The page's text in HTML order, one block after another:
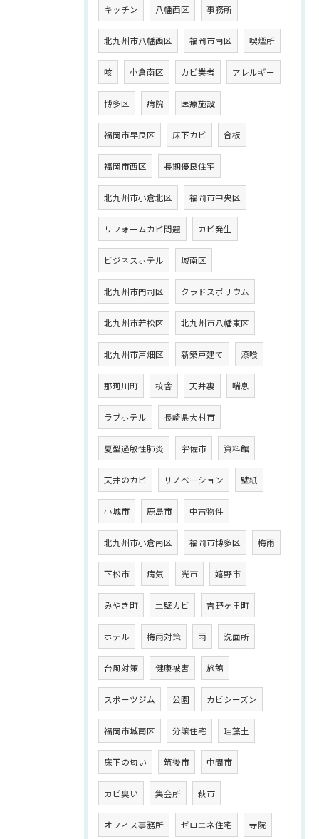
キッチン 八幡西区 事務所
北九州市八幡西区 福岡市南区 喫煙所
咳 小倉南区 カビ業者 アレルギー
博多区 病院 医療施設
福岡市早良区 床下カビ 合板
福岡市西区 長期優良住宅
北九州市小倉北区 福岡市中央区
リフォームカビ問題 カビ発生
ビジネスホテル 城南区
北九州市門司区 クラドスポリウム
北九州市若松区 北九州市八幡東区
北九州市戸畑区 新築戸建て 漆喰
那珂川町 校舎 天井裏 喘息
ラブホテル 長崎県大村市
夏型過敏性肺炎 宇佐市 資料館
天井のカビ リノベーション 壁紙
小城市 鹿島市 中古物件
北九州市小倉南区 福岡市博多区 梅雨
下松市 病気 光市 嬉野市
みやき町 土壁カビ 吉野ヶ里町
ホテル 梅雨対策 雨 洗面所
台風対策 健康被害 旅館
スポーツジム 公園 カビシーズン
福岡市城南区 分譲住宅 珪藻土
床下の匂い 筑後市 中間市
カビ臭い 集会所 萩市
オフィス事務所 ゼロエネ住宅 寺院